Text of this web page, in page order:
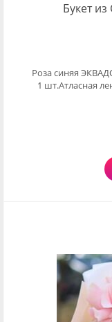
Букет
Роза синяя
1 шт.Атласная